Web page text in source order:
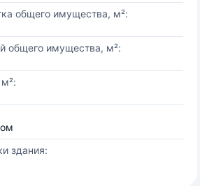
общего имущества, м²:
общего имущества, м²:
здания: